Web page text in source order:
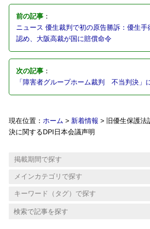
前の記事：
ニュース 優生裁判で初の原告勝訴：優生手
認め、大阪高裁が国に賠償命令
次の記事：
「障害者グループホーム裁判 不当判決」
現在位置： ホーム > 新着情報 > 旧優生保護法
決に関するDPI日本会議声明